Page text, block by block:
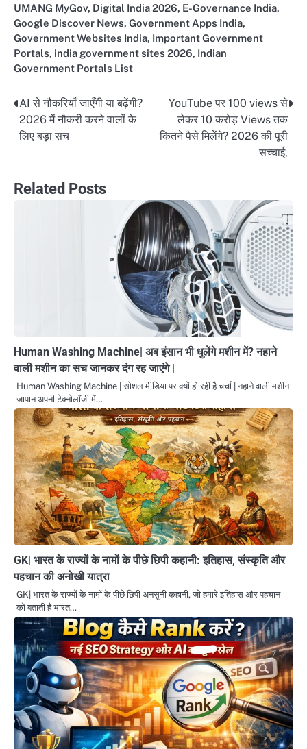
UMANG MyGov, Digital India 2026, E-Governance India,
Google Discover News, Government Apps India,
Government Websites India, Important Government
Portals, india government sites 2026, Indian
Government Portals List
Post
navigation
AI से नौकरियाँ जाएँगी या बढ़ेंगी?
2026 में नौकरी करने वालों के
लिए बड़ा सच
YouTube पर 100 views से
लेकर 10 करोड़ Views तक
कितने पैसे मिलेंगे? 2026 की पूरी
सच्चाई,
Related Posts
Human Washing Machine| अब इंसान भी धुलेंगे मशीन में? नहाने
वाली मशीन का सच जानकर दंग रह जाएंगे |
Human Washing Machine | सोशल मीडिया पर क्यों हो रही है चर्चा | नहाने वाली मशीन
जापान अपनी टेक्नोलॉजी में…
GK| भारत के राज्यों के नामों के पीछे छिपी कहानी: इतिहास, संस्कृति और
पहचान की अनोखी यात्रा
GK| भारत के राज्यों के नामों के पीछे छिपी अनसुनी कहानी, जो हमारे इतिहास और पहचान
को बताती है भारत…